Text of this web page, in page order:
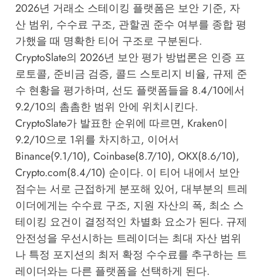
2026년 거래소 스테이킹 플랫폼은 보안 기준, 자
산 범위, 수수료 구조, 관할권 준수 여부를 종합 평
가했을 때 명확한 티어 구조로 구분된다.
CryptoSlate의 2026년 보안 평가 방법론은 인증 프
로토콜, 준비금 검증, 콜드 스토리지 비율, 규제 준
수 현황을 평가하며, 선도 플랫폼들을 8.4/10에서
9.2/10의 촘촘한 범위 안에 위치시킨다.
CryptoSlate가 발표한 순위에 따르면, Kraken이
9.2/10으로 1위를 차지하고, 이어서
Binance(9.1/10), Coinbase(8.7/10), OKX(8.6/10),
Crypto.com(8.4/10) 순이다. 이 티어 내에서 보안
점수는 서로 근접하게 분포해 있어, 대부분의 트레
이더에게는 수수료 구조, 지원 자산의 폭, 최소 스
테이킹 요건이 결정적인 차별화 요소가 된다. 규제
안전성을 우선시하는 트레이더는 최대 자산 범위
나 특정 포지션의 최저 확정 수수료를 추구하는 트
레이더와는 다른 플랫폼을 선택하게 된다.